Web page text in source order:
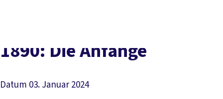
Service
1890: Die An­fän­ge
Datum 03. Januar 2024